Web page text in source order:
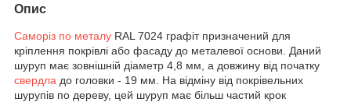
Опис
Саморіз по металу RAL 7024 графіт призначений для
кріплення покрівлі або фасаду до металевої основи. Даний
шуруп має зовнішній діаметр 4,8 мм, а довжину від початку
свердла до головки - 19 мм. На відміну від покрівельних
шурупів по дереву, цей шуруп має більш частий крок